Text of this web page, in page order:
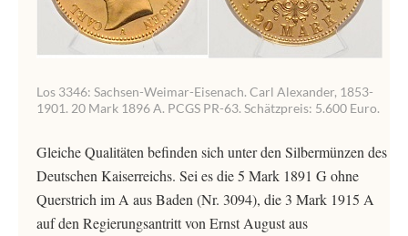
Los 3346: Sachsen-Weimar-Eisenach. Carl Alexander, 1853-
1901. 20 Mark 1896 A. PCGS PR-63. Schätzpreis: 5.600 Euro.
Gleiche Qualitäten befinden sich unter den Silbermünzen des
Deutschen Kaiserreichs. Sei es die 5 Mark 1891 G ohne
Querstrich im A aus Baden (Nr. 3094), die 3 Mark 1915 A
auf den Regierungsantritt von Ernst August aus